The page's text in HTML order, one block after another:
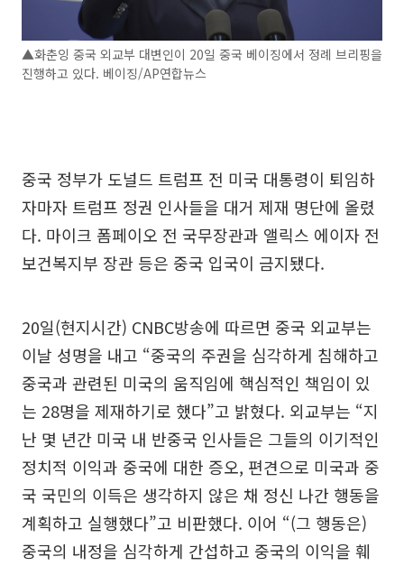
▲화춘잉 중국 외교부 대변인이 20일 중국 베이징에서 정례 브리핑을
진행하고 있다. 베이징/AP연합뉴스
중국 정부가 도널드 트럼프 전 미국 대통령이 퇴임하
자마자 트럼프 정권 인사들을 대거 제재 명단에 올렸
다. 마이크 폼페이오 전 국무장관과 앨릭스 에이자 전
보건복지부 장관 등은 중국 입국이 금지됐다.
20일(현지시간) CNBC방송에 따르면 중국 외교부는
이날 성명을 내고 “중국의 주권을 심각하게 침해하고
중국과 관련된 미국의 움직임에 핵심적인 책임이 있
는 28명을 제재하기로 했다”고 밝혔다. 외교부는 “지
난 몇 년간 미국 내 반중국 인사들은 그들의 이기적인
정치적 이익과 중국에 대한 증오, 편견으로 미국과 중
국 국민의 이득은 생각하지 않은 채 정신 나간 행동을
계획하고 실행했다”고 비판했다. 이어 “(그 행동은)
중국의 내정을 심각하게 간섭하고 중국의 이익을 훼